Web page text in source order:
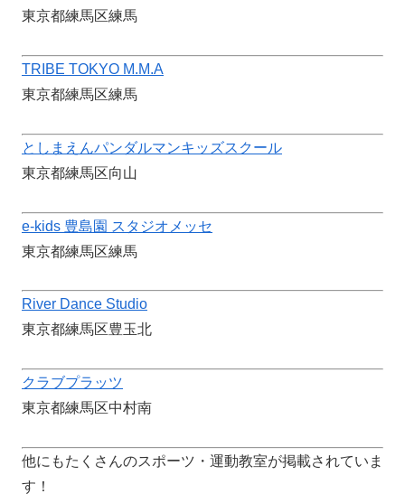
東京都練馬区練馬
TRIBE TOKYO M.M.A
東京都練馬区練馬
としまえんパンダルマンキッズスクール
東京都練馬区向山
e-kids 豊島園 スタジオメッセ
東京都練馬区練馬
River Dance Studio
東京都練馬区豊玉北
クラブプラッツ
東京都練馬区中村南
他にもたくさんのスポーツ・運動教室が掲載されていま
す！